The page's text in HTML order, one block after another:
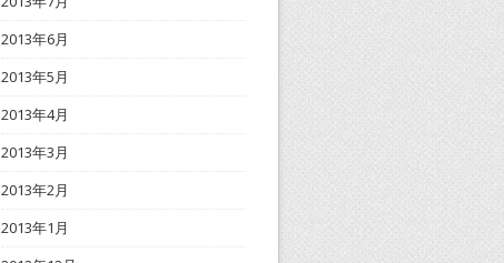
2013年6月
2013年5月
2013年4月
2013年3月
2013年2月
2013年1月